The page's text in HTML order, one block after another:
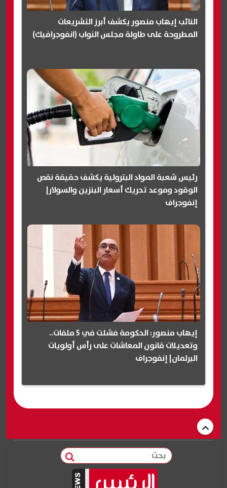
النائب إيهاب منصور يكشف أبرز التشريعات
المطروحة على طاولة مجلس النواب (انفوجرافيك)
رئيس شعبة المواد البترولية يكشف حقيقة نقص
الوقود وموعد تحريك أسعار البنزين والسولار|
إنفوجراف
إيهاب منصور: الحكومة فشلت في 5 ملفات..
وتعديلات قانون المعاشات على رأس أولويات
البرلمان| إنفوجراف
بحث